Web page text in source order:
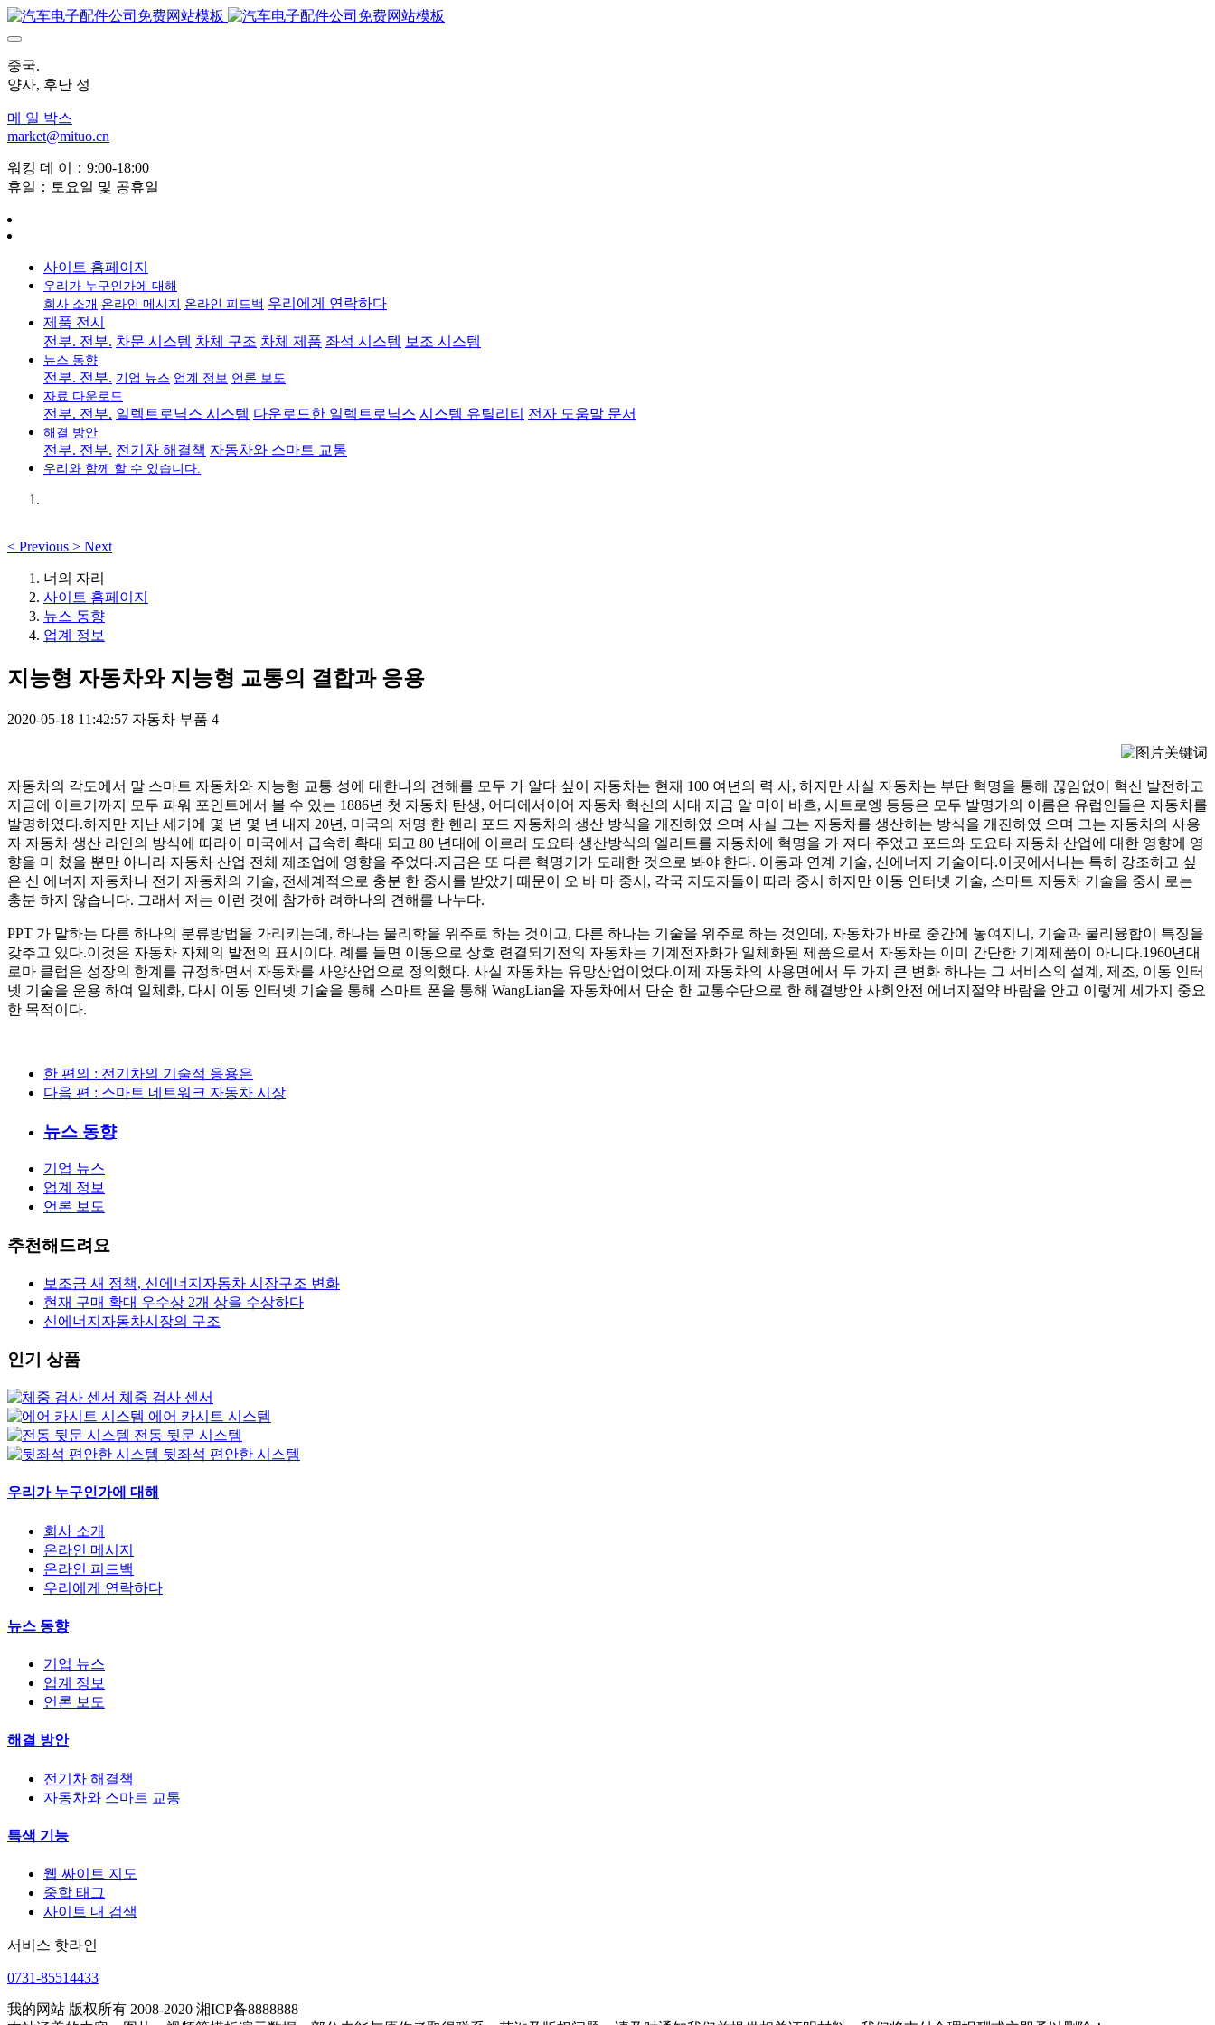
중국.
양사, 후난 성
메 일 박스
market@mituo.cn
워킹 데 이：9:00-18:00
휴일：토요일 및 공휴일
사이트 홈페이지
우리가 누구인가에 대해
회사 소개 온라인 메시지 온라인 피드백 우리에게 연락하다
제품 전시
전부. 전부. 차문 시스템 차체 구조 차체 제품 좌석 시스템 보조 시스템
뉴스 동향
전부. 전부. 기업 뉴스 업계 정보 언론 보도
자료 다운로드
전부. 전부. 일렉트로닉스 시스템 다운로드한 일렉트로닉스 시스템 유틸리티 전자 도움말 문서
해결 방안
전부. 전부. 전기차 해결책 자동차와 스마트 교통
우리와 함께 할 수 있습니다.
< Previous > Next
너의 자리
사이트 홈페이지
뉴스 동향
업계 정보
지능형 자동차와 지능형 교통의 결합과 응용
2020-05-18 11:42:57 자동차 부품 4
자동차의 각도에서 말 스마트 자동차와 지능형 교통 성에 대한나의 견해를 모두 가 알다 싶이 자동차는 현재 100 여년의 력 사, 하지만 사실 자동차는 부단 혁명을 통해 끊임없이 혁신 발전하고
지금에 이르기까지 모두 파워 포인트에서 볼 수 있는 1886년 첫 자동차 탄생, 어디에서이어 자동차 혁신의 시대 지금 알 마이 바흐, 시트로엥 등등은 모두 발명가의 이름은 유럽인들은 자동차를
발명하였다.하지만 지난 세기에 몇 년 몇 년 내지 20년, 미국의 저명 한 헨리 포드 자동차의 생산 방식을 개진하였 으며 사실 그는 자동차를 생산하는 방식을 개진하였 으며 그는 자동차의 사용
자 자동차 생산 라인의 방식에 따라이 미국에서 급속히 확대 되고 80 년대에 이르러 도요타 생산방식의 엘리트를 자동차에 혁명을 가 져다 주었고 포드와 도요타 자동차 산업에 대한 영향에 영
향을 미 쳤을 뿐만 아니라 자동차 산업 전체 제조업에 영향을 주었다.지금은 또 다른 혁명기가 도래한 것으로 봐야 한다. 이동과 연계 기술, 신에너지 기술이다.이곳에서나는 특히 강조하고 싶
은 신 에너지 자동차나 전기 자동차의 기술, 전세계적으로 충분 한 중시를 받았기 때문이 오 바 마 중시, 각국 지도자들이 따라 중시 하지만 이동 인터넷 기술, 스마트 자동차 기술을 중시 로는
충분 하지 않습니다. 그래서 저는 이런 것에 참가하 려하나의 견해를 나누다.
PPT 가 말하는 다른 하나의 분류방법을 가리키는데, 하나는 물리학을 위주로 하는 것이고, 다른 하나는 기술을 위주로 하는 것인데, 자동차가 바로 중간에 놓여지니, 기술과 물리융합이 특징을
갖추고 있다.이것은 자동차 자체의 발전의 표시이다. 례를 들면 이동으로 상호 련결되기전의 자동차는 기계전자화가 일체화된 제품으로서 자동차는 이미 간단한 기계제품이 아니다.1960년대
로마 클럽은 성장의 한계를 규정하면서 자동차를 사양산업으로 정의했다. 사실 자동차는 유망산업이었다.이제 자동차의 사용면에서 두 가지 큰 변화 하나는 그 서비스의 설계, 제조, 이동 인터
넷 기술을 운용 하여 일체화, 다시 이동 인터넷 기술을 통해 스마트 폰을 통해 WangLian을 자동차에서 단순 한 교통수단으로 한 해결방안 사회안전 에너지절약 바람을 안고 이렇게 세가지 중요
한 목적이다.
한 편의 : 전기차의 기술적 응용은
다음 편 : 스마트 네트워크 자동차 시장
뉴스 동향
기업 뉴스
업계 정보
언론 보도
추천해드려요
보조금 새 정책, 신에너지자동차 시장구조 변화
현재 구매 확대 우수상 2개 상을 수상하다
신에너지자동차시장의 구조
인기 상품
체중 검사 센서
에어 카시트 시스템
전동 뒷문 시스템
뒷좌석 편안한 시스템
우리가 누구인가에 대해
회사 소개
온라인 메시지
온라인 피드백
우리에게 연락하다
뉴스 동향
기업 뉴스
업계 정보
언론 보도
해결 방안
전기차 해결책
자동차와 스마트 교통
특색 기능
웹 싸이트 지도
중합 태그
사이트 내 검색
서비스 핫라인
0731-85514433
我的网站 版权所有 2008-2020 湘ICP备8888888